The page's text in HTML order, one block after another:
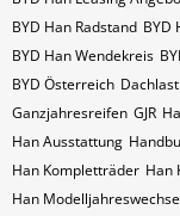
BYD Han Radstand BYD
BYD Han Wendekreis
BYD Österreich
Ganzjahresreifen GJR
Han Ausstattung
Han Kompletträder Han
Han